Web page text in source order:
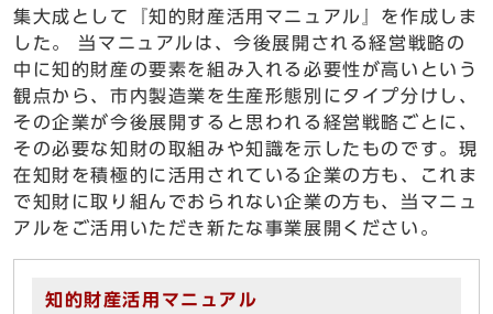
集大成として『知的財産活用マニュアル』を作成しま
した。 当マニュアルは、今後展開される経営戦略の
中に知的財産の要素を組み入れる必要性が高いという
観点から、市内製造業を生産形態別にタイプ分けし、
その企業が今後展開すると思われる経営戦略ごとに、
その必要な知財の取組みや知識を示したものです。現
在知財を積極的に活用されている企業の方も、これま
で知財に取り組んでおられない企業の方も、当マニュ
アルをご活用いただき新たな事業展開ください。
知的財産活用マニュアル